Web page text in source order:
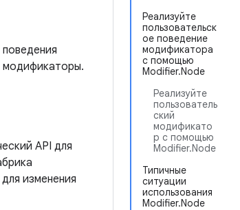
Реализуйте
пользовательск
ое поведение
модификатора
с помощью
Modifier.Node
Реализуйте
пользователь
ский
модификато
р с помощью
Modifier.Node
Типичные
ситуации
использования
Modifier.Node
модификаторы.
API для
изменения